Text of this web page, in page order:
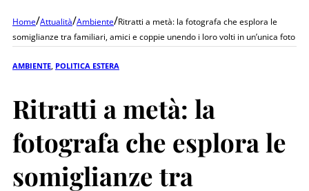
Home/Attualità/Ambiente/Ritratti a metà: la fotografa che esplora le
somiglianze tra familiari, amici e coppie unendo i loro volti in un’unica foto
AMBIENTE POLITICA ESTERA
Ritratti a metà: la
fotografa che esplora le
somiglianze tra